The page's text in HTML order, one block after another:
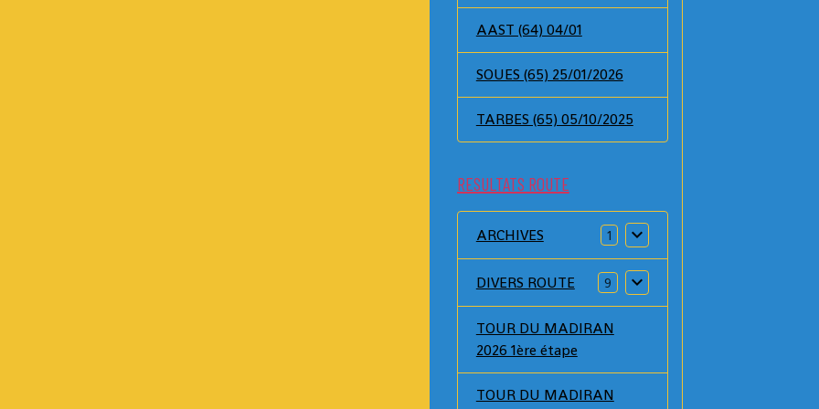
AAST (64) 04/01
SOUES (65) 25/01/2026
TARBES (65) 05/10/2025
RESULTATS ROUTE
ARCHIVES 1
DIVERS ROUTE 9
TOUR DU MADIRAN
2026 1ère étape
TOUR DU MADIRAN